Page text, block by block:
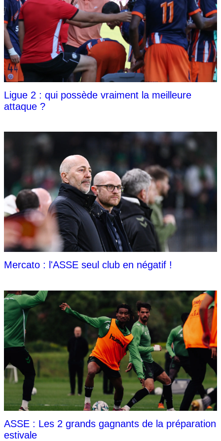
Ligue 2 : qui possède vraiment la meilleure
attaque ?
Mercato : l'ASSE seul club en négatif !
ASSE : Les 2 grands gagnants de la préparation
estivale